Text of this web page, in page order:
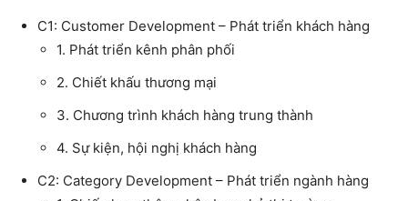
C1: Customer Development – Phát triển khách hàng
1. Phát triển kênh phân phối
2. Chiết khấu thương mại
3. Chương trình khách hàng trung thành
4. Sự kiện, hội nghị khách hàng
C2: Category Development – Phát triển ngành hàng